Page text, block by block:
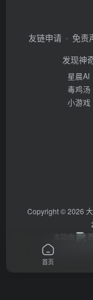
友链申请 免责
发现神
星晨AI
毒鸡汤
小游戏
Copyright © 2026
本站由
违法举报/投
首页